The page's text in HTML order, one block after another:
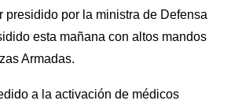
presidido por la ministra de Defensa
esta mañana con altos mandos
Armadas.
a la activación de médicos